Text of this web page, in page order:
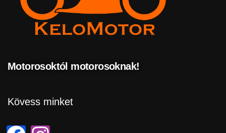
Motorosoktól motorosoknak!
Kövess minket